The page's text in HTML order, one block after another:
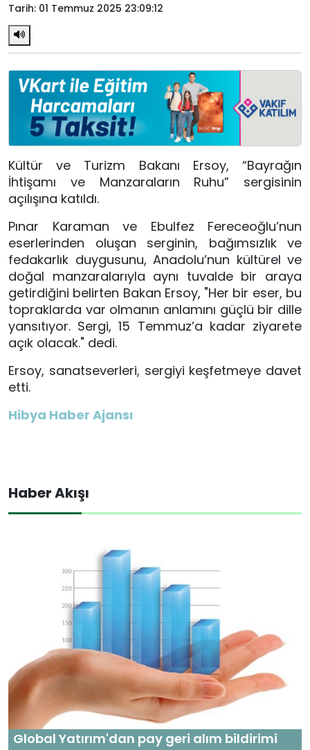
Tarih: 01 Temmuz 2025 23:09:12
Kültür ve Turizm Bakanı Ersoy, “Bayrağın
İhtişamı ve Manzaraların Ruhu” sergisinin
açılışına katıldı.
Pınar Karaman ve Ebulfez Fereceoğlu’nun
eserlerinden oluşan serginin, bağımsızlık ve
fedakarlık duygusunu, Anadolu’nun kültürel ve
doğal manzaralarıyla aynı tuvalde bir araya
getirdiğini belirten Bakan Ersoy, "Her bir eser, bu
topraklarda var olmanın anlamını güçlü bir dille
yansıtıyor. Sergi, 15 Temmuz’a kadar ziyarete
açık olacak." dedi.
Ersoy, sanatseverleri, sergiyi keşfetmeye davet
etti.
Hibya Haber Ajansı
Haber Akışı
Global Yatırım'dan pay geri alım bildirimi